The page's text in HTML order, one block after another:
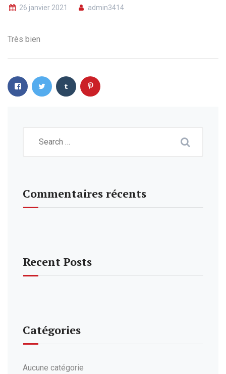
26 janvier 2021 admin3414
Très bien
Commentaires récents
Recent Posts
Catégories
Aucune catégorie